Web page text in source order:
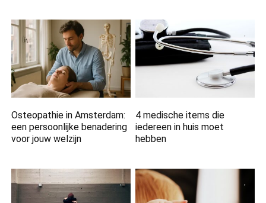
Osteopathie in Amsterdam:
een persoonlijke benadering
voor jouw welzijn
4 medische items die
iedereen in huis moet
hebben